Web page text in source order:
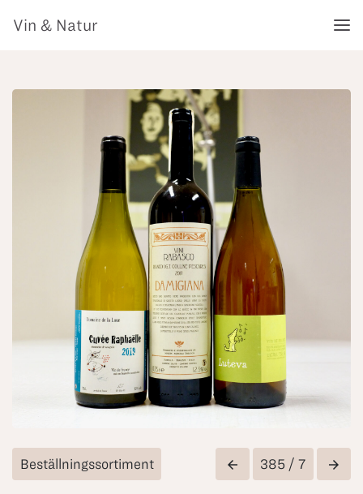
Vin & Natur
Beställningssortiment arrow_back 385 / 7 arrow_forward